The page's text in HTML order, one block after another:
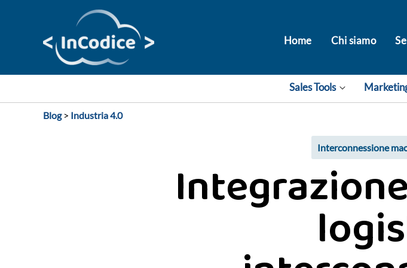
Home Chi siamo
Sales Tools
Blog> Industria 4.0
Interconnessione